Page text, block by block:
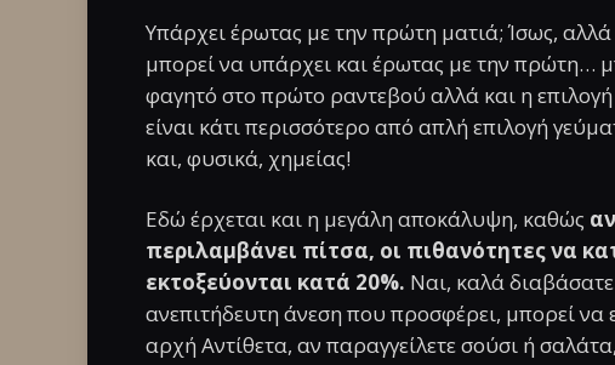
Υπάρχει έρωτας με την πρώτη ματιά; Ίσως,
μπορεί να υπάρχει και έρωτας με την πρώτη…
φαγητό στο πρώτο ραντεβού αλλά και η
είναι κάτι περισσότερο από απλή επιλογή
και, φυσικά, χημείας!
Εδώ έρχεται και η μεγάλη αποκάλυψη, καθώς
περιλαμβάνει πίτσα, οι πιθανότητες να
εκτοξεύονται κατά 20%. Ναι, καλά
ανεπιτήδευτη άνεση που προσφέρει, μπορεί να
αρχή Αντίθετα, αν παραγγείλετε σούσι ή